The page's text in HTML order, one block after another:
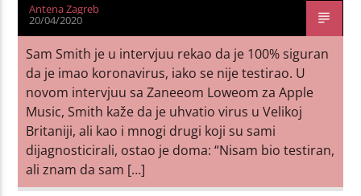
Antena Zagreb
20/04/2020
Sam Smith je u intervjuu rekao da je 100% siguran
da je imao koronavirus, iako se nije testirao. U
novom intervjuu sa Zaneeom Loweom za Apple
Music, Smith kaže da je uhvatio virus u Velikoj
Britaniji, ali kao i mnogi drugi koji su sami
dijagnosticirali, ostao je doma: “Nisam bio testiran,
ali znam da sam […]